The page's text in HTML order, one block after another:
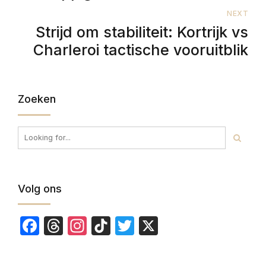
NEXT
Strijd om stabiliteit: Kortrijk vs
Charleroi tactische vooruitblik
Zoeken
Volg ons
Facebook
Threads
Instagram
TikTokTwitter